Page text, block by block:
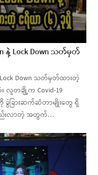
နဲ့ Lock Down သတ်မှတ်
Lock Down သတ်မှတ်ထားတဲ့
တချို့က Covid-19
ခြားဆက်ဆံတာမျိုးတွေ ရှိ
ည်းလာတဲ့ အတွက်…